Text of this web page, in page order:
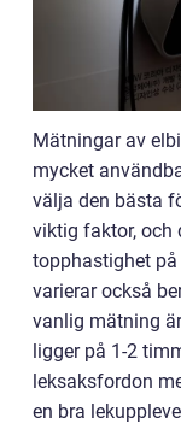
Mätningar av
mycket
välja den bästa
viktig faktor, och
topphastighet
varierar också
vanlig mätning
ligger på 1-2
leksaksfordon
en bra